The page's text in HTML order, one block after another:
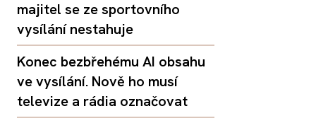
majitel se ze sportovního
vysílání nestahuje
Konec bezbřehému AI obsahu
ve vysílání. Nově ho musí
televize a rádia označovat